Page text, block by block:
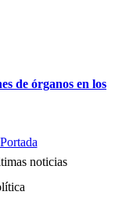
de órganos en los
noticias